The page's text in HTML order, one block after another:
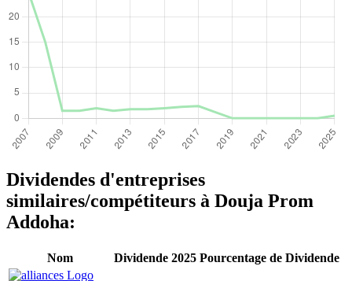
Dividendes d'entreprises
similaires/compétiteurs à Douja Prom
Addoha:
Nom Dividende 2025 Pourcentage de Dividende